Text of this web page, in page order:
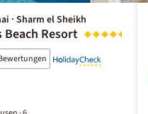
· Sharm el Sheikh
Beach Resort